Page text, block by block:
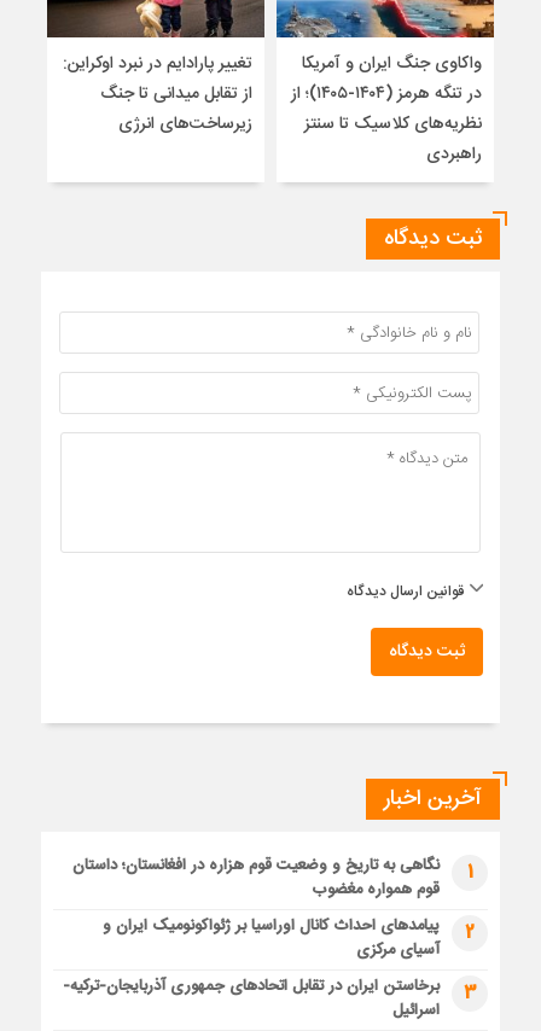
واکاوی جنگ ایران و آمریکا
در تنگه هرمز (۱۴۰۴-۱۴۰۵)؛ از
نظریه‌های کلاسیک تا سنتز
راهبردی
تغییر پارادایم در نبرد اوکراین:
از تقابل میدانی تا جنگ
زیرساخت‌های انرژی
ثبت دیدگاه
قوانین ارسال دیدگاه
ثبت دیدگاه
آخرین اخبار
1
نگاهی به تاریخ و وضعیت قوم هزاره در افغانستان؛ داستان
قوم همواره مغضوب
2
پیامدهای احداث کانال اوراسیا بر ژئواکونومیک ایران و
آسیای مرکزی
3
برخاستن ایران در تقابل اتحادهای جمهوری آذربایجان-ترکیه-
اسرائیل